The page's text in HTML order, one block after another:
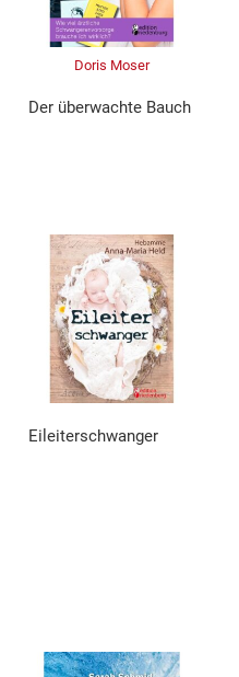
Doris Moser
Der überwachte Bauch
Eileiterschwanger